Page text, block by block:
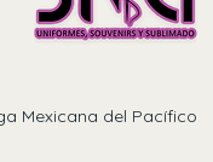
Mexicana del Pacífico